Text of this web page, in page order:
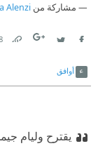
مشاركة من Alenzi
أوافق
يقترح وليام